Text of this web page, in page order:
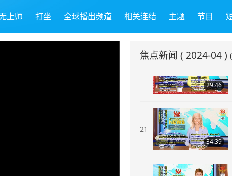
上师 打坐 全球播出频道 相关连结 主题 节目
焦点新闻 ( 2024-04 )
19
29:46
21
34:39